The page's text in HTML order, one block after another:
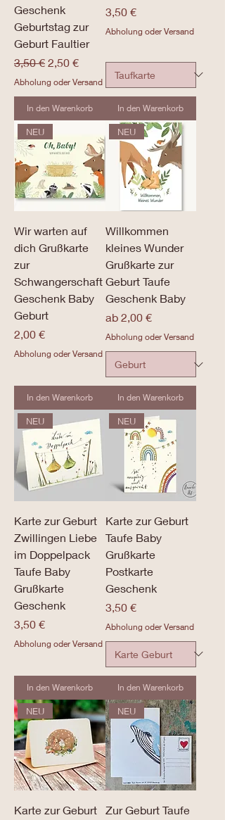
Geschenk
Geburtstag zur
Geburt Faultier
Standardpreis
3,50 € Sale-Preis
2,50 €
Abholung oder Versand
In den Warenkorb
Preis
3,50 €
Abholung oder Versand
In den Warenkorb
NEU
Wir warten auf
dich Grußkarte
zur
Schwangerschaft
Geschenk Baby
Geburt
Preis
2,00 €
Abholung oder Versand
In den Warenkorb
NEU
Willkommen
kleines Wunder
Grußkarte zur
Geburt Taufe
Geschenk Baby
ab 2,00 €
Sale-Preis
Abholung oder Versand
In den Warenkorb
NEU
Karte zur Geburt
Zwillingen Liebe
im Doppelpack
Taufe Baby
Grußkarte
Geschenk
Preis
3,50 €
Abholung oder Versand
In den Warenkorb
NEU
Karte zur Geburt
Taufe Baby
Grußkarte
Postkarte
Geschenk
Preis
3,50 €
Abholung oder Versand
In den Warenkorb
NEU
Karte zur Geburt
NEU
Zur Geburt Taufe